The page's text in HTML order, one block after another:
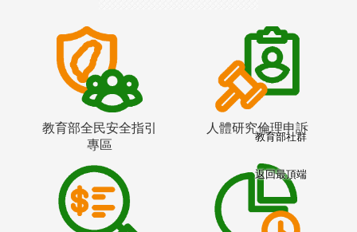
教育部全民安全指引
專區
人體研究倫理申訴
教育部社群
返回最頂端